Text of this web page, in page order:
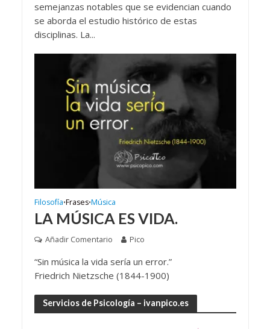
semejanzas notables que se evidencian cuando
se aborda el estudio histórico de estas
disciplinas. La...
Filosofía•Frases•Música
LA MÚSICA ES VIDA.
Añadir Comentario Pico
“Sin música la vida sería un error.”
Friedrich Nietzsche (1844-1900)
Servicios de Psicología – ivanpico.es